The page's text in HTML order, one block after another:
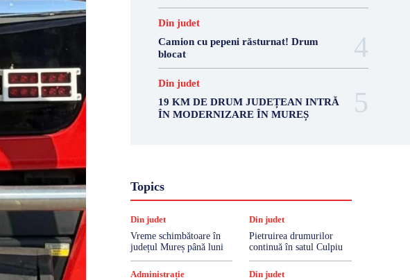
Din judet
Camion cu pepeni răsturnat! Drum
blocat
Din judet
19 KM DE DRUM JUDEȚEAN INTRĂ
ÎN MODERNIZARE ÎN MUREȘ
Topics
Din judet
Vreme schimbătoare în
județul Mureș până luni
Din judet
Pietruirea drumurilor
continuă în satul Culpiu
Administrație
Din judet